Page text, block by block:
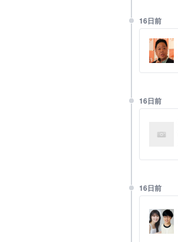
16日前
16日前
16日前